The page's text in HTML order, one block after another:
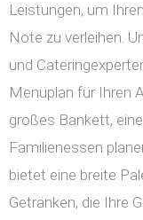
Leistungen, um
Note zu verleihen.
und
Menüplan für Ihren
großes Bankett,
Familienessen
bietet eine breite
Getränken, die Ihre